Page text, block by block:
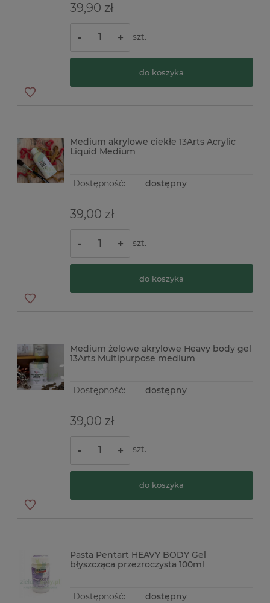
39,90 zł
- + szt.
do koszyka
Medium akrylowe ciekłe 13Arts Acrylic
Liquid Medium
Dostępność: dostępny
39,00 zł
- + szt.
do koszyka
Medium żelowe akrylowe Heavy body gel
13Arts Multipurpose medium
Dostępność: dostępny
39,00 zł
- + szt.
do koszyka
Pasta Pentart HEAVY BODY Gel
błyszcząca przezroczysta 100ml
Dostępność: dostępny